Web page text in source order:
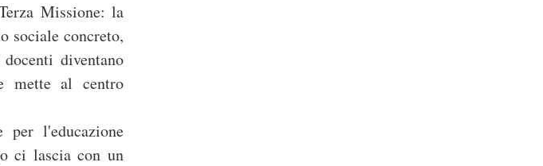
Missione: la
sociale concreto,
diventano
mette al centro
l'educazione
ci lascia con un